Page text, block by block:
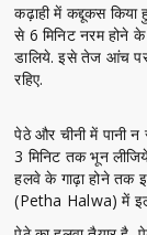
कढ़ाही में कद्दूकस
से 6 मिनिट नरम होने
डालिये. इसे तेज आंच
रहिए.
पेठे और चीनी में पानी
3 मिनिट तक भून
हलवे के गाढ़ा होने तक
(Petha Halwa) में